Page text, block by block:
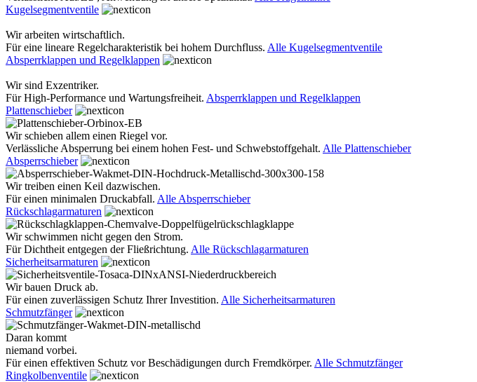
Kugelsegmentventile
Wir arbeiten wirtschaftlich.
Für eine lineare Regelcharakteristik bei hohem Durchfluss. Alle Kugelsegmentventile
Absperrklappen und Regelklappen
Wir sind Exzentriker.
Für High-Performance und Wartungsfreiheit. Absperrklappen und Regelklappen
Plattenschieber
Wir schieben allem einen Riegel vor.
Verlässliche Absperrung bei einem hohen Fest- und Schwebstoffgehalt. Alle Plattenschieber
Absperrschieber
Wir treiben einen Keil dazwischen.
Für einen minimalen Druckabfall. Alle Absperrschieber
Rückschlagarmaturen
Wir schwimmen nicht gegen den Strom.
Für Dichtheit entgegen der Fließrichtung. Alle Rückschlagarmaturen
Sicherheitsarmaturen
Wir bauen Druck ab.
Für einen zuverlässigen Schutz Ihrer Investition. Alle Sicherheitsarmaturen
Schmutzfänger
Daran kommt
niemand vorbei.
Für einen effektiven Schutz vor Beschädigungen durch Fremdkörper. Alle Schmutzfänger
Ringkolbenventile